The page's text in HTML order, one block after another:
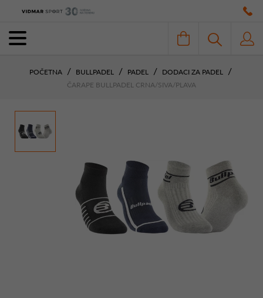
POČETNA BULLPADEL PADEL
DODACI ZA PADEL
ČARAPE BULLPADEL CRNA/SIVA/PLAVA